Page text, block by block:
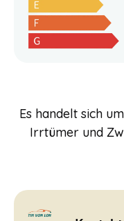
Es handelt sich
Irrtümer und